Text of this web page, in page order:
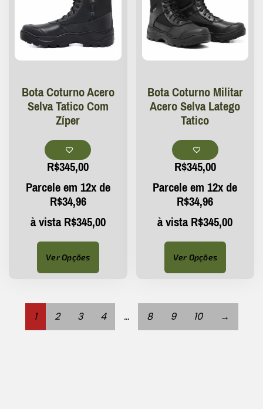
Bota Coturno Acero
Selva Tatico Com
Zíper
R$345,00
Parcele em 12x de
R$34,96
à vistaR$345,00
Ver Opções
Bota Coturno Militar
Acero Selva Latego
Tatico
R$345,00
Parcele em 12x de
R$34,96
à vistaR$345,00
Ver Opções
1 2 3 4 … 8 9 10 →